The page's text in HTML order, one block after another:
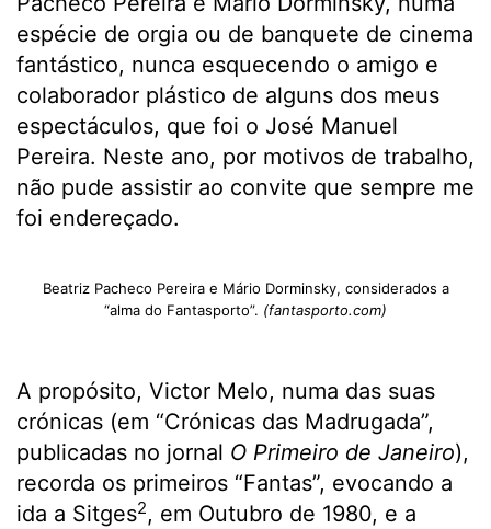
espécie de orgia ou de banquete de cinema
fantástico, nunca esquecendo o amigo e
colaborador plástico de alguns dos meus
espectáculos, que foi o José Manuel
Pereira. Neste ano, por motivos de trabalho,
não pude assistir ao convite que sempre me
foi endereçado.
Beatriz Pacheco Pereira e Mário Dorminsky, considerados a
“alma do Fantasporto”. (fantasporto.com)
A propósito, Victor Melo, numa das suas
crónicas (em “Crónicas das Madrugada”,
publicadas no jornal O Primeiro de Janeiro),
recorda os primeiros “Fantas”, evocando a
ida a Sitges2, em Outubro de 1980, e a